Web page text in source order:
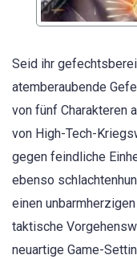
Seid ihr
atemberaubende
von fünf Charakteren
von High-Tech-
gegen feindliche
ebenso
einen
taktische
neuartige Game-